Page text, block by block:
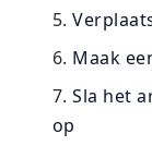
Maak
Sla het
op